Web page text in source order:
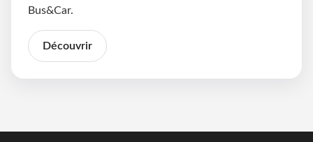
Bus&Car.
Découvrir